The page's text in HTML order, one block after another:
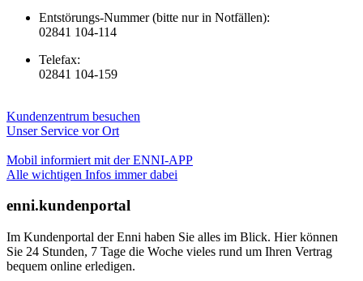
Entstörungs-Nummer (bitte nur in Notfällen):
02841 104-114
Telefax:
02841 104-159
Kundenzentrum besuchen
Unser Service vor Ort
Mobil informiert mit der ENNI-APP
Alle wichtigen Infos immer dabei
enni.kundenportal
Im Kundenportal der Enni haben Sie alles im Blick. Hier können
Sie 24 Stunden, 7 Tage die Woche vieles rund um Ihren Vertrag
bequem online erledigen.